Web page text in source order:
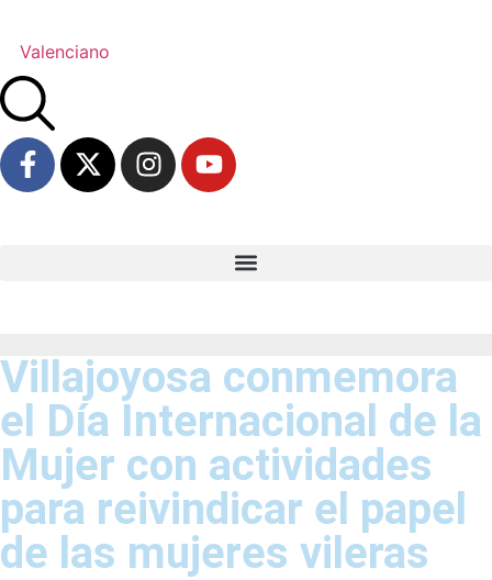
Valenciano
Villajoyosa conmemora
el Día Internacional de la
Mujer con actividades
para reivindicar el papel
de las mujeres vileras